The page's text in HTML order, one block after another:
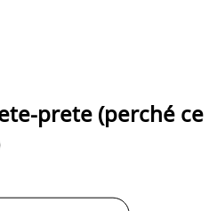
prete (perché ce